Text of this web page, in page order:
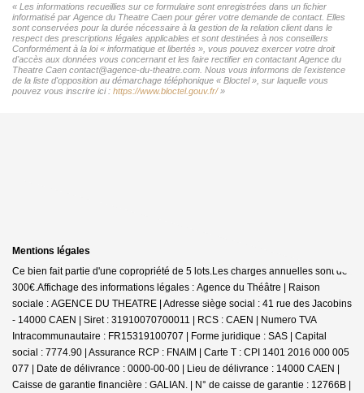
« Les informations recueillies sur ce formulaire sont enregistrées dans un fichier
informatisé par Agence du Theatre Caen pour gérer votre demande de contact. Elles
sont conservées pour la durée nécessaire à la gestion de la relation client dans le
respect des prescriptions légales applicables et sont destinées à nos conseillers
Conformément à la loi « informatique et libertés », vous pouvez exercer votre droit
d'accès aux données vous concernant et les faire rectifier en contactant Agence du
Theatre Caen contact@agence-du-theatre.com. Nous vous informons de l'existence
de la liste d'opposition au démarchage téléphonique « Bloctel », sur laquelle vous
pouvez vous inscrire ici : https://www.bloctel.gouv.fr/»
Mentions légales
Ce bien fait partie d'une copropriété de 5 lots.Les charges annuelles sont de
300€. Affichage des informations légales : Agence du Théâtre | Raison
sociale : AGENCE DU THEATRE | Adresse siège social : 41 rue des Jacobins
- 14000 CAEN | Siret : 31910070700011 | RCS : CAEN | Numero TVA
Intracommunautaire : FR15319100707 | Forme juridique : SAS | Capital
social : 7774.90 | Assurance RCP : FNAIM | Carte T : CPI 1401 2016 000 005
077 | Date de délivrance : 0000-00-00 | Lieu de délivrance : 14000 CAEN |
Caisse de garantie financière : GALIAN. | N° de caisse de garantie : 12766B |